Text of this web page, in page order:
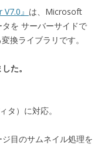
』 は、Microsoft
を サーバーサイドで
換ライブラリです。
た。
タ）に対応。
目のサムネイル処理を